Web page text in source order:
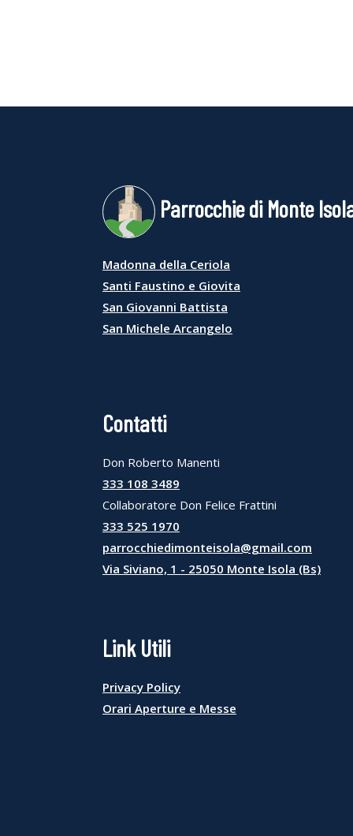
Parrocchie di Monte
Madonna della Ceriola
Santi Faustino e Giovita
San Giovanni Battista
San Michele Arcangelo
Contatti
Don Roberto Manenti
333 108 3489
Collaboratore Don Felice Frattini
333 525 1970
parrocchiedimonteisola@gmail.com
Via Siviano, 1 - 25050 Monte Isola (Bs)
Link Utili
Privacy Policy
Orari Aperture e Messe